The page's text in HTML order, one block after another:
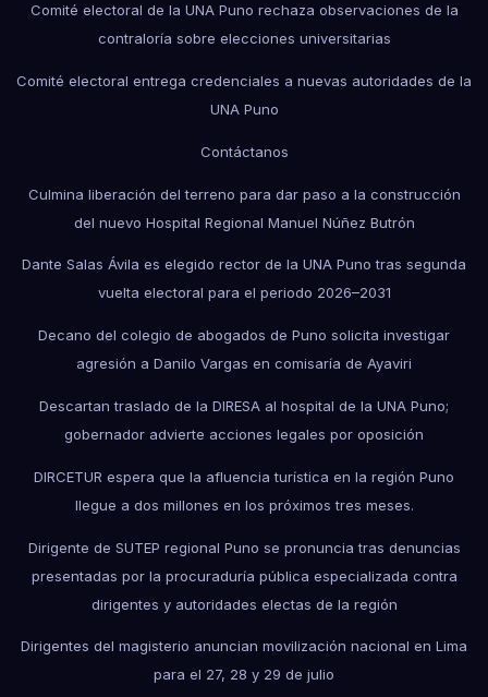
Comité electoral de la UNA Puno rechaza observaciones de la
contraloría sobre elecciones universitarias
Comité electoral entrega credenciales a nuevas autoridades de la
UNA Puno
Contáctanos
Culmina liberación del terreno para dar paso a la construcción
del nuevo Hospital Regional Manuel Núñez Butrón
Dante Salas Ávila es elegido rector de la UNA Puno tras segunda
vuelta electoral para el periodo 2026–2031
Decano del colegio de abogados de Puno solicita investigar
agresión a Danilo Vargas en comisaría de Ayaviri
Descartan traslado de la DIRESA al hospital de la UNA Puno;
gobernador advierte acciones legales por oposición
DIRCETUR espera que la afluencia turística en la región Puno
llegue a dos millones en los próximos tres meses.
Dirigente de SUTEP regional Puno se pronuncia tras denuncias
presentadas por la procuraduría pública especializada contra
dirigentes y autoridades electas de la región
Dirigentes del magisterio anuncian movilización nacional en Lima
para el 27, 28 y 29 de julio